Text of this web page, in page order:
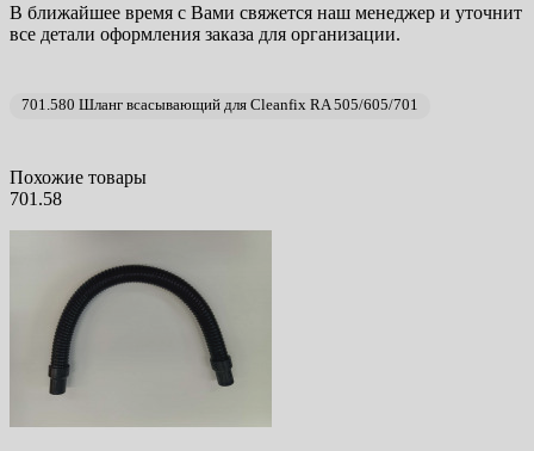
В ближайшее время с Вами свяжется наш менеджер и уточнит
все детали оформления заказа для организации.
701.580 Шланг всасывающий для Cleanfix RA 505/605/701
Похожие товары
701.58